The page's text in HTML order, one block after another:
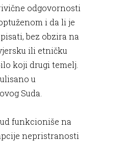
odgovornosti
i da li je
bez obzira na
ili etničku
koji drugi temelj.
u
Suda.
funkcioniše na
nepristranosti